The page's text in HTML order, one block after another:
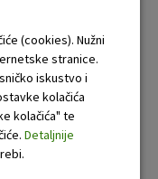
OTPetici!
registriraj se
vjernosti OTP
moći zamijeniti za
aplikaciji Wolt ili za
partnera.
(cookies). Nužni
stranice.
iskustvo i
kolačića
kolačića" te
Detaljnije